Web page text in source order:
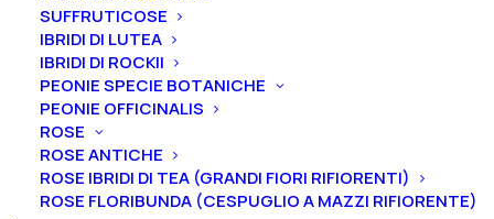
SUFFRUTICOSE
IBRIDI DI LUTEA
IBRIDI DI ROCKII
PEONIE SPECIE BOTANICHE
PEONIE OFFICINALIS
ROSE
ROSE ANTICHE
ROSE IBRIDI DI TEA (GRANDI FIORI RIFIORENTI)
ROSE FLORIBUNDA (CESPUGLIO A MAZZI RIFIORENTE)
Home Iris Iris germanica
Iris barbata alta (TB)